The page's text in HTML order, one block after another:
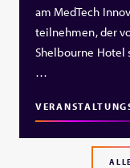
am MedTech
teilnehmen, der
Shelbourne Hotel
…